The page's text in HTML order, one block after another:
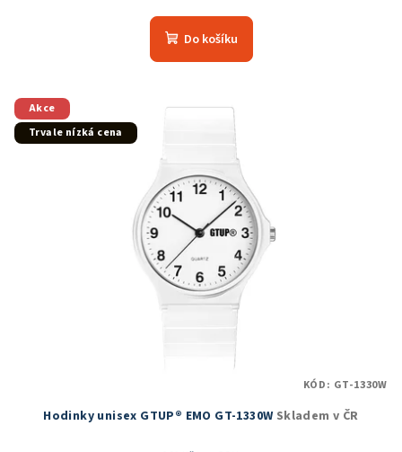
hodnocení
produktu
5
Do košíku
Akce
Trvale nízká cena
Hodinky unisex GTUP® EMO GT-1330W Skladem v ČR
KÓD: GT-1330W